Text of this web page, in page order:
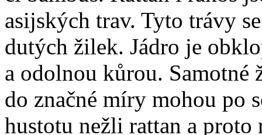
asijských trav. Tyto trávy
dutých žilek. Jádro je
a odolnou kůrou. Samotné
do značné míry mohou po
hustotu nežli rattan a proto